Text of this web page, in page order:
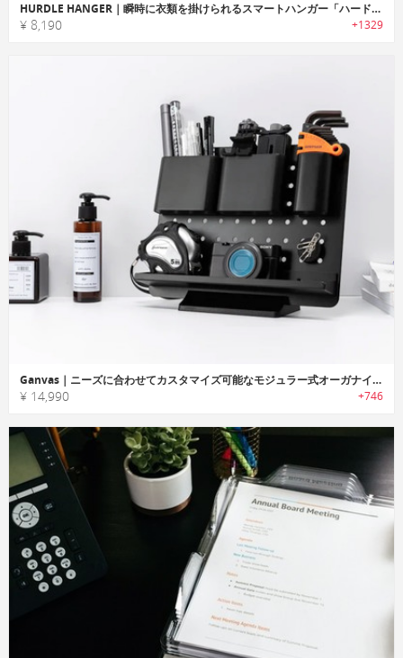
HURDLE HANGER｜瞬時に衣類を掛けられるスマートハンガー「ハードルハンガー」
¥ 8,190 +1329
Ganvas｜ニーズに合わせてカスタマイズ可能なモジュラー式オーガナイザー「ガンバス」
¥ 14,990 +746